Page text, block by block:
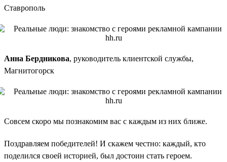
Ставрополь
Анна Бердникова, руководитель клиентской службы,
Магнитогорск
Совсем скоро мы познакомим вас с каждым из них ближе.
Поздравляем победителей! И скажем честно: каждый, кто
поделился своей историей, был достоин стать героем.